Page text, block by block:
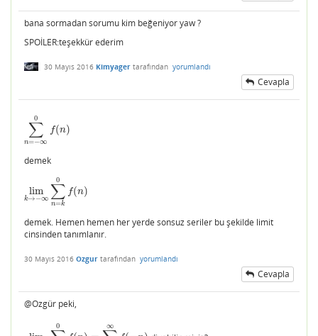
bana sormadan sorumu kim beğeniyor yaw ?
SPOİLER:teşekkür ederim
30 Mayıs 2016 Kimyager tarafından yorumlandı
Cevapla
∑
n=−∞
0
f(n)
∑n= − 0f(n)
demek
lim
k→−∞ ∑
n=k
0
f(n)
limk→ −∞ ∑ n=k0f
demek. Hemen hemen her yerde sonsuz seriler bu şekilde limit
cinsinden tanımlanır.
30 Mayıs 2016 Ozgur tarafından yorumlandı
Cevapla
@Ozgür peki,
0 ∞